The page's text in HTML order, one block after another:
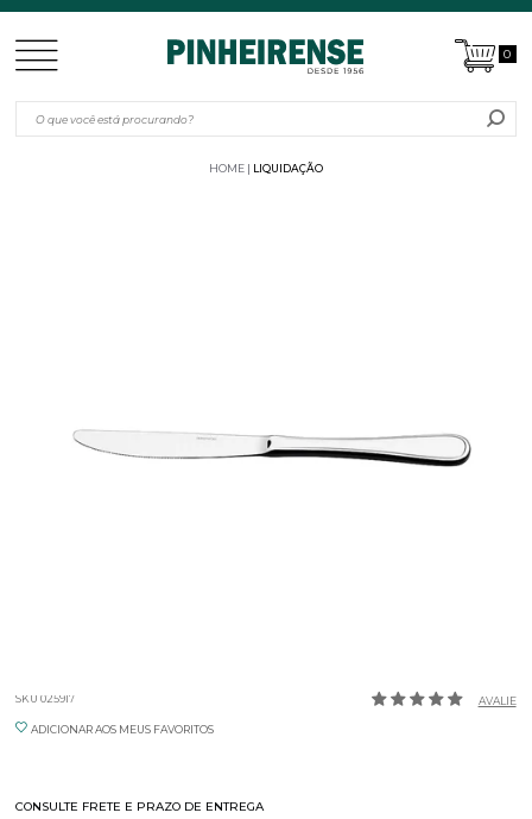
0
HOME LIQUIDAÇÃO
SKU 025917 AVALIE
ADICIONAR AOS MEUS FAVORITOS
CONSULTE FRETE E PRAZO DE ENTREGA